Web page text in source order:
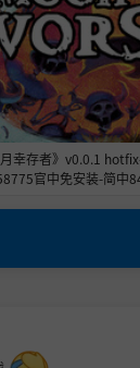
月幸存者》v0.0.1
官中免安装-简中